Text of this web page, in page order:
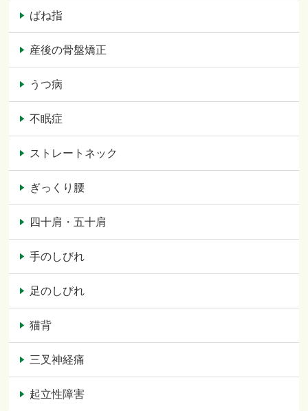
ばね指
産後の骨盤矯正
うつ病
不眠症
ストレートネック
ぎっくり腰
四十肩・五十肩
手のしびれ
足のしびれ
猫背
三叉神経痛
起立性障害